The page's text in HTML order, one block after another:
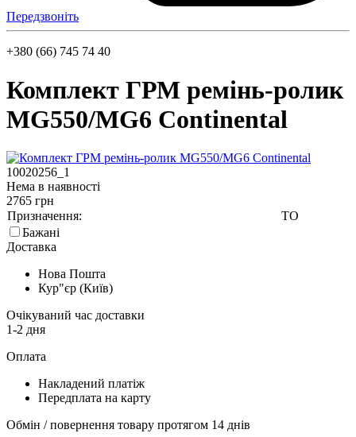
Передзвоніть
+380 (66) 745 74 40
Комплект ГРМ ремінь-ролик
MG550/MG6 Continental
10020256_1
Нема в наявності
2765 грн
Призначення:
ТО
Бажані
Доставка
Нова Пошта
Кур"єр (Київ)
Очікуваний час доставки
1-2 дня
Оплата
Накладений платіж
Передплата на карту
Обмін / повернення товару протягом 14 днів